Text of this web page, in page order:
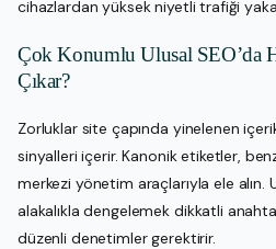
cihazlardan yüksek niyetli trafiği
Çok Konumlu Ulusal SEO’da
Çıkar?
Zorluklar site çapında yinelenen
sinyalleri içerir. Kanonik etiketler,
merkezi yönetim araçlarıyla ele alın.
alakalıkla dengelemek dikkatli
düzenli denetimler gerektirir.